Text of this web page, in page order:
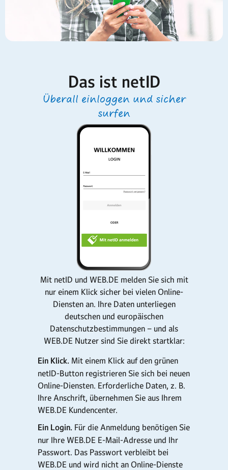
Das ist netID
Überall einloggen und sicher
surfen
Mit netID und WEB.DE melden Sie sich mit
nur einem Klick sicher bei vielen Online-
Diensten an. Ihre Daten unterliegen
deutschen und europäischen
Datenschutzbestimmungen – und als
WEB.DE Nutzer sind Sie direkt startklar:
Ein Klick. Mit einem Klick auf den grünen
netID-Button registrieren Sie sich bei neuen
Online-Diensten. Erforderliche Daten, z. B.
Ihre Anschrift, übernehmen Sie aus Ihrem
WEB.DE Kundencenter.
Ein Login. Für die Anmeldung benötigen Sie
nur Ihre WEB.DE E-Mail-Adresse und Ihr
Passwort. Das Passwort verbleibt bei
WEB.DE und wird nicht an Online-Dienste